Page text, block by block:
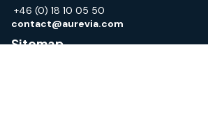
+46 (0) 18 10 05 50
contact@aurevia.com
Sitemap